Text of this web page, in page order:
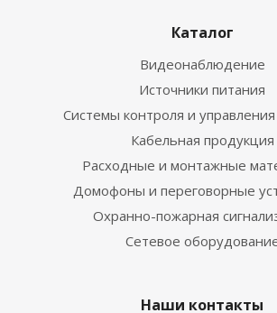
Каталог
Видеонаблюдение
Источники питания
Системы контроля и
Кабельная продукция
Расходные и монтажные
Домофоны и переговорные
Охранно-пожарная
Сетевое
Наши контакты